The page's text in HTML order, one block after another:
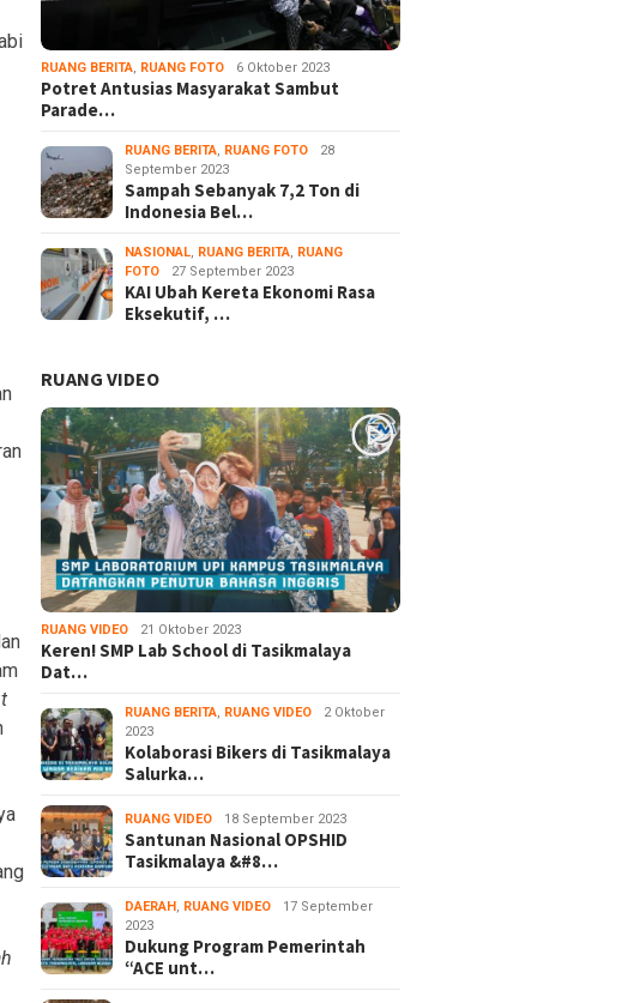
RUANG BERITA, RUANG FOTO 6 Oktober 2023
Potret Antusias Masyarakat Sambut
Parade…
RUANG BERITA, RUANG FOTO
28
September 2023
Sampah Sebanyak 7,2 Ton di
Indonesia Bel…
NASIONAL, RUANG BERITA, RUANG
FOTO
27 September 2023
KAI Ubah Kereta Ekonomi Rasa
Eksekutif, …
RUANG VIDEO
RUANG VIDEO 21 Oktober 2023
Keren! SMP Lab School di Tasikmalaya
Dat…
RUANG BERITA, RUANG VIDEO
2 Oktober
2023
Kolaborasi Bikers di Tasikmalaya
Salurka…
RUANG VIDEO 18 September 2023
Santunan Nasional OPSHID
Tasikmalaya &#8…
DAERAH , RUANG VIDEO
17 September
2023
Dukung Program Pemerintah
“ACE unt…